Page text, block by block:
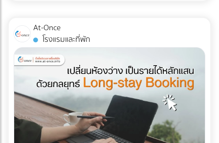
ในช่วงเวลานี้ เพื่อกดกราฟการใช้ไฟ (Peak Demand) ลง ช่วย
ลดค่า Demand Charge ในบิลค่าไฟได้อย่างมหาศาล ปลดล็อก
ข้อจำกัดทางกฎหมายและภาษี: ภาครัฐและ BOI มีการสนับสนุน
สิทธิประโยชน์ทางภาษีที่ชัดเจนขึ้น สำหรับการลงทุนด้านพลังงาน
สะอาดและการจัดการพลังงาน ทำให้ระยะเวลาคืนทุนสั้นลง
ประเมินความคุ้มค่า: สรุปแล้วคุ้มทุนหรือไม่? เพื่อความเข้าใจที่
ชัดเจน ลองดูตารางเปรียบเทียบระหว่างระบบเดิมกับระบบใหม่
ครับ คำตอบคือ: "คุ้มค่าอย่างแน่นอน" หากโรงงานของคุณจัด
อยู่ในกลุ่มที่มูลค่าความเสียหายจากไฟดับ 1 ครั้ง มีมูลค่าสูง (เช่น
โรงงานพลาสติก, เซมิคอนดักเตอร์, อาหารแช่แข็ง, ยาและ
Marketing Agency และผู้เชี่ยวชาญด้านการพัฒนา Web-AR
และ 3D Model ที่พร้อมเปลี่ยนโบรชัวร์ของคุณให้กลายเป็น
พนักงานขายมือทอง ค้นหาพาร์ทเนอร์ที่ใช่ได้เลยวันนี้! ที่นี่!
มิลลิเมตรเดียวส่งผลโดยตรงต่อการวินิจฉัยโรคและชีวิตของผู้
ป่วย หากเกิดความเสียหายระหว่างขนส่ง นอกจากประกันสินค้า
อาจขาดแล้ว ความน่าเชื่อถือขององค์กรก็จะลดลงทันที บทความ
นี้จะพาคุณไปเจาะลึกความเสี่ยง และมาตรฐาน Logistics ที่ธุรกิจ
เครื่องมือแพทย์ต้องรู้ในปี 2026 ครับ 3 ความเสี่ยงแฝงที่เครื่อง
มือแพทย์ต้องเผชิญระหว่างขนส่ง การใช้รถบรรทุกธรรมดาเพื่อ
ขนส่งอุปกรณ์ที่เปราะบาง ถือเป็นการรับความเสี่ยงที่ได้ไม่คุ้มเสีย
นี่คือ 3 ปัญหาหลักที่มักทำให้อุปกรณ์พังจากภายใน: แรงสั่น
สะเทือน (Vibration & Micro-shocks): เลนส์ เลเซอร์ และ
เซนเซอร์ภายในอุปกรณ์มีความเปราะบางสูงมาก แรงสั่นสะเทือน
At-Once
โรงแรมและที่พัก